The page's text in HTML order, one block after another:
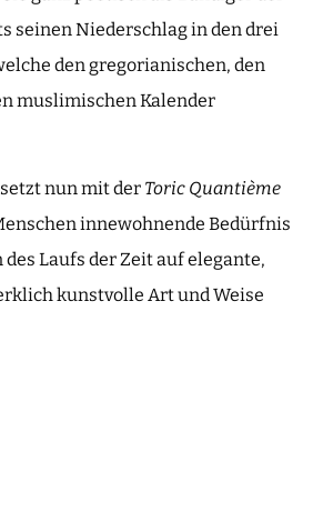
seinen Niederschlag in den drei
den gregorianischen, den
muslimischen Kalender
nun mit der Toric Quantième
innewohnende Bedürfnis
Laufs der Zeit auf elegante,
kunstvolle Art und Weise